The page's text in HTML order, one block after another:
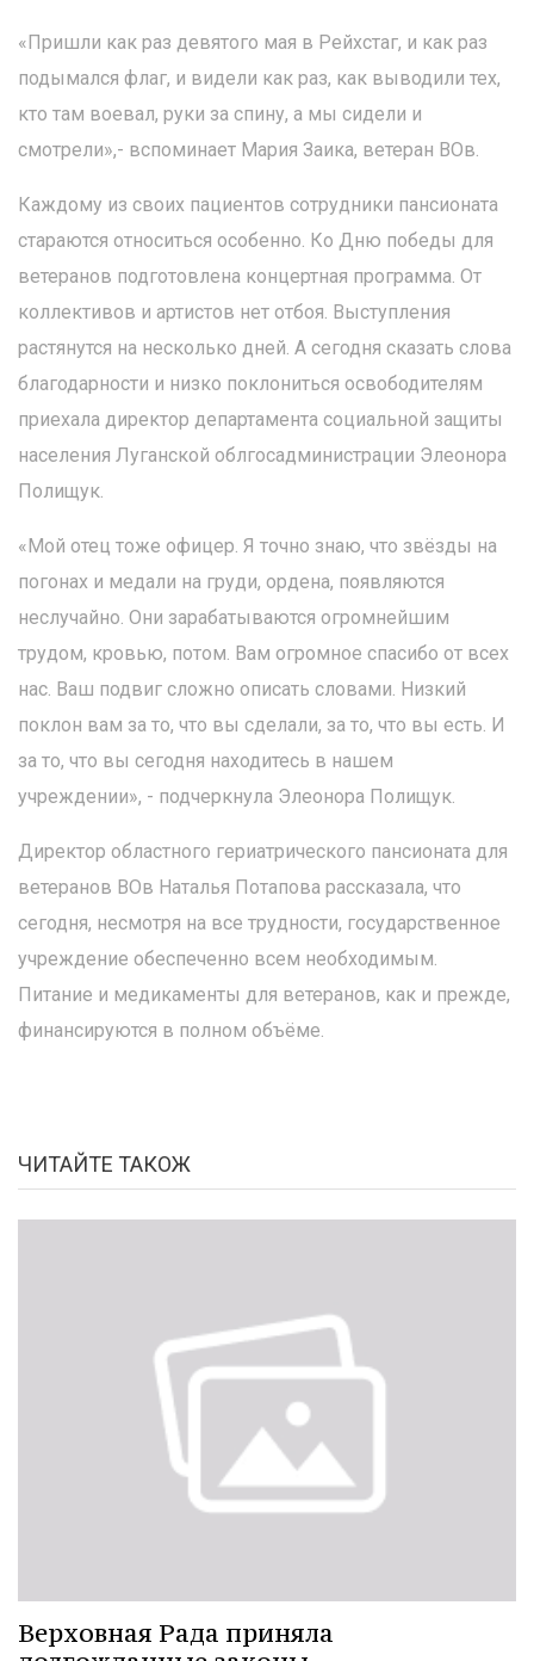
«Пришли как раз девятого мая в Рейхстаг, и как раз
подымался флаг, и видели как раз, как выводили тех,
кто там воевал, руки за спину, а мы сидели и
смотрели»,- вспоминает Мария Заика, ветеран ВОв.
Каждому из своих пациентов сотрудники пансионата
стараются относиться особенно. Ко Дню победы для
ветеранов подготовлена концертная программа. От
коллективов и артистов нет отбоя. Выступления
растянутся на несколько дней. А сегодня сказать слова
благодарности и низко поклониться освободителям
приехала директор департамента социальной защиты
населения Луганской облгосадминистрации Элеонора
Полищук.
«Мой отец тоже офицер. Я точно знаю, что звёзды на
погонах и медали на груди, ордена, появляются
неслучайно. Они зарабатываются огромнейшим
трудом, кровью, потом. Вам огромное спасибо от всех
нас. Ваш подвиг сложно описать словами. Низкий
поклон вам за то, что вы сделали, за то, что вы есть. И
за то, что вы сегодня находитесь в нашем
учреждении», - подчеркнула Элеонора Полищук.
Директор областного гериатрического пансионата для
ветеранов ВОв Наталья Потапова рассказала, что
сегодня, несмотря на все трудности, государственное
учреждение обеспеченно всем необходимым.
Питание и медикаменты для ветеранов, как и прежде,
финансируются в полном объёме.
ЧИТАЙТЕ ТАКОЖ
Верховная Рада приняла